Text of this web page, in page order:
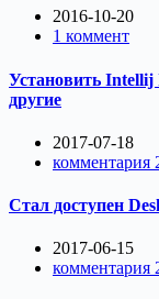
2016-10-20
1 коммент
Установить
другие
2017-07-18
комментария
Стал доступен
2017-06-15
комментария